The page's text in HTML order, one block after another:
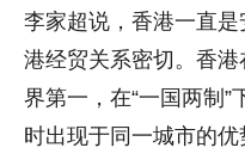
李家超说，香港一直
港经贸关系密切。香
界第一，在“一国两制”
时出现于同一城市的优